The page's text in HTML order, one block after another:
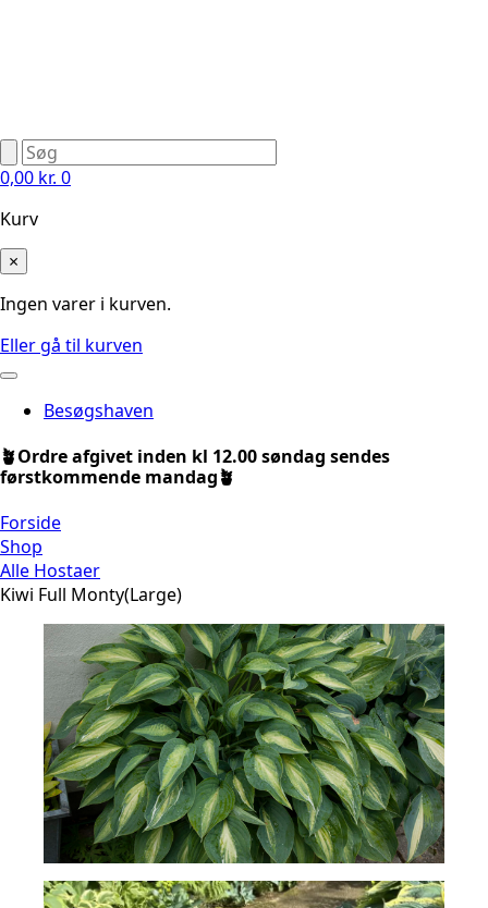
0,00 kr. 0
Kurv
×
Ingen varer i kurven.
Eller gå til kurven
Besøgshaven
🪴Ordre afgivet inden kl 12.00 søndag sendes
førstkommende mandag🪴
Forside
Shop
Alle Hostaer
Kiwi Full Monty(Large)